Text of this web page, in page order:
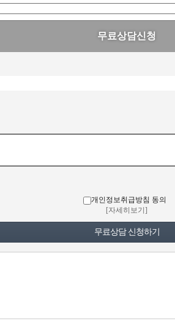
무료상담신청
개인정보취급방침 동의
[자세히보기]